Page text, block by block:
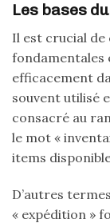
Les bases
Il est crucial
fondamentales
efficacement
souvent utilisé
consacré au
le mot «
items
D’autres
« expédition »